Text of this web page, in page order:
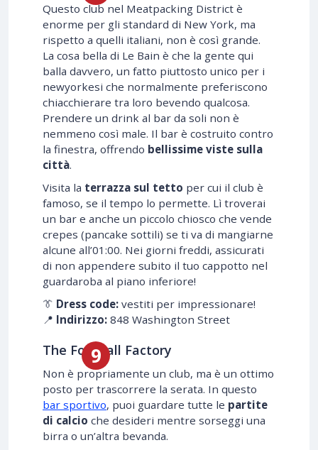
Questo club nel Meatpacking District è
enorme per gli standard di New York, ma
rispetto a quelli italiani, non è così grande.
La cosa bella di Le Bain è che la gente qui
balla davvero, un fatto piuttosto unico per i
newyorkesi che normalmente preferiscono
chiacchierare tra loro bevendo qualcosa.
Prendere un drink al bar da soli non è
nemmeno così male. Il bar è costruito contro
la finestra, offrendo bellissime viste sulla
città.
Visita la terrazza sul tetto per cui il club è
famoso, se il tempo lo permette. Lì troverai
un bar e anche un piccolo chiosco che vende
crepes (pancake sottili) se ti va di mangiarne
alcune all’01:00. Nei giorni freddi, assicurati
di non appendere subito il tuo cappotto nel
guardaroba al piano inferiore!
👔 Dress code: vestiti per impressionare!
📍 Indirizzo: 848 Washington Street
The Football Factory
Non è propriamente un club, ma è un ottimo
posto per trascorrere la serata. In questo
bar sportivo, puoi guardare tutte le partite
di calcio che desideri mentre sorseggi una
birra o un’altra bevanda.